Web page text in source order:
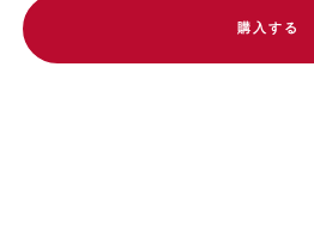
購入する